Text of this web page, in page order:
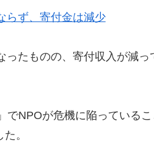
ず、寄付金は減少
ったものの、寄付収入が減っ
でNPOが危機に陥っている
。